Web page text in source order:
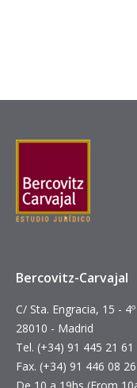
Bercovitz-Carvajal
C/ Sta. Engracia, 15 -
28010 - Madrid
Tel. (+34) 91 445 21 61
Fax. (+34) 91 446 08 26